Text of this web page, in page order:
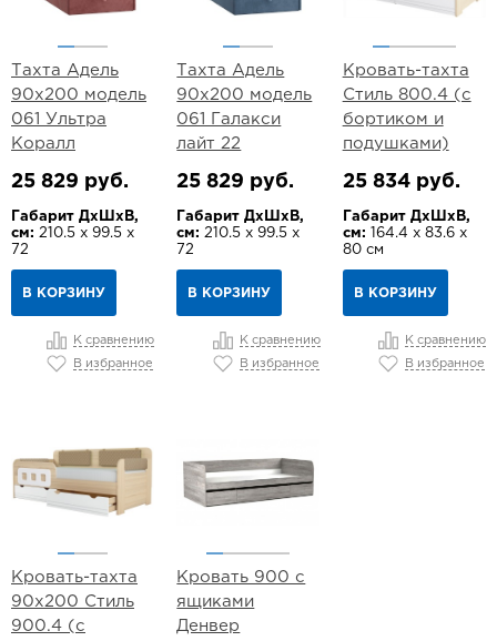
Тахта Адель
90х200 модель
061 Ультра
Коралл
25 829 руб.
Габарит ДхШхВ,
см: 210.5 х 99.5 х
72
В КОРЗИНУ
К сравнению
В избранное
Тахта Адель
90х200 модель
061 Галакси
лайт 22
25 829 руб.
Габарит ДхШхВ,
см: 210.5 х 99.5 х
72
В КОРЗИНУ
К сравнению
В избранное
Кровать-тахта
Стиль 800.4 (с
бортиком и
подушками)
25 834 руб.
Габарит ДхШхВ,
см: 164.4 х 83.6 х
80 см
В КОРЗИНУ
К сравнению
В избранное
Кровать-тахта
90х200 Стиль
900.4 (с
Кровать 900 с
ящиками
Денвер